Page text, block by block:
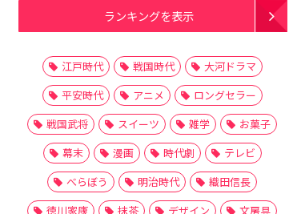
ランキングを表示
江戸時代 戦国時代
大河ドラマ
平安時代
アニメ
ロングセラー
戦国武将
スイーツ 雑学
お菓子
幕末
漫画 時代劇
テレビ
べらぼう
明治時代
織田信長
徳川家康
抹茶 デザイン
文房具